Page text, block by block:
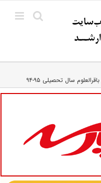
سال تحصیلی ۹۵-۹۴